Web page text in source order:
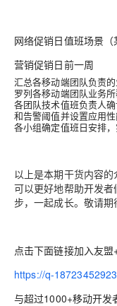
网络促销日值班场景
营销促销日前一周
汇总各移动端团队负责
罗列各移动端团队业务
各团队技术值班负责人
和告警阈值并设置应用
各小组确定值班日安排
以上是本期干货内容
可以更好地帮助开发
步，一起成长。敬请期
点击下面链接加入友
https://q-
与超过1000+移动开发